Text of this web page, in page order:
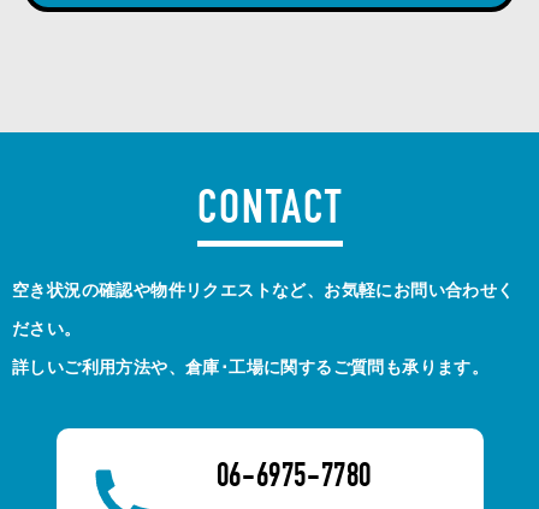
CONTACT
空き状況の確認や物件リクエストなど、お気軽にお問い合わせく
ださい。
詳しいご利用方法や、倉庫･工場に関するご質問も承ります。
06-6975-7780